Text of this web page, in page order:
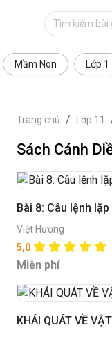
Mầm Non Lớp 1
Trang chủ Lớp 11
Sách Cánh
Bài 8: Câu lệnh lặp
Việt Hương
5,0
Miễn phí
KHÁI QUÁT VỀ